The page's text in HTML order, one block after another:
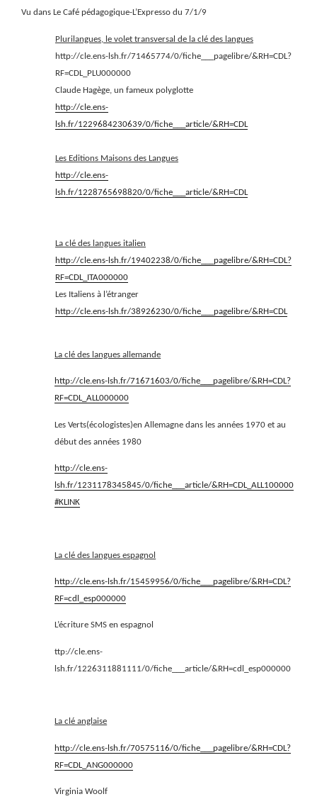
Vu dans Le Café pédagogique-L’Expresso du 7/1/9
Plurilangues, le volet transversal de la clé des langues
http://cle.ens-lsh.fr/71465774/0/fiche___pagelibre/&RH=CDL?
RF=CDL_PLU000000
Claude Hagège, un fameux polyglotte
http://cle.ens-
lsh.fr/1229684230639/0/fiche___article/&RH=CDL
Les Editions Maisons des Langues
http://cle.ens-
lsh.fr/1228765698820/0/fiche___article/&RH=CDL
La clé des langues italien
http://cle.ens-lsh.fr/19402238/0/fiche___pagelibre/&RH=CDL?
RF=CDL_ITA000000
Les Italiens à l’étranger
http://cle.ens-lsh.fr/38926230/0/fiche___pagelibre/&RH=CDL
La clé des langues allemande
http://cle.ens-lsh.fr/71671603/0/fiche___pagelibre/&RH=CDL?
RF=CDL_ALL000000
Les Verts(écologistes)en Allemagne dans les années 1970 et au
début des années 1980
http://cle.ens-
lsh.fr/1231178345845/0/fiche___article/&RH=CDL_ALL100000
#KLINK
La clé des langues espagnol
http://cle.ens-lsh.fr/15459956/0/fiche___pagelibre/&RH=CDL?
RF=cdl_esp000000
L’écriture SMS en espagnol
ttp://cle.ens-
lsh.fr/1226311881111/0/fiche___article/&RH=cdl_esp000000
La clé anglaise
http://cle.ens-lsh.fr/70575116/0/fiche___pagelibre/&RH=CDL?
RF=CDL_ANG000000
Virginia Woolf